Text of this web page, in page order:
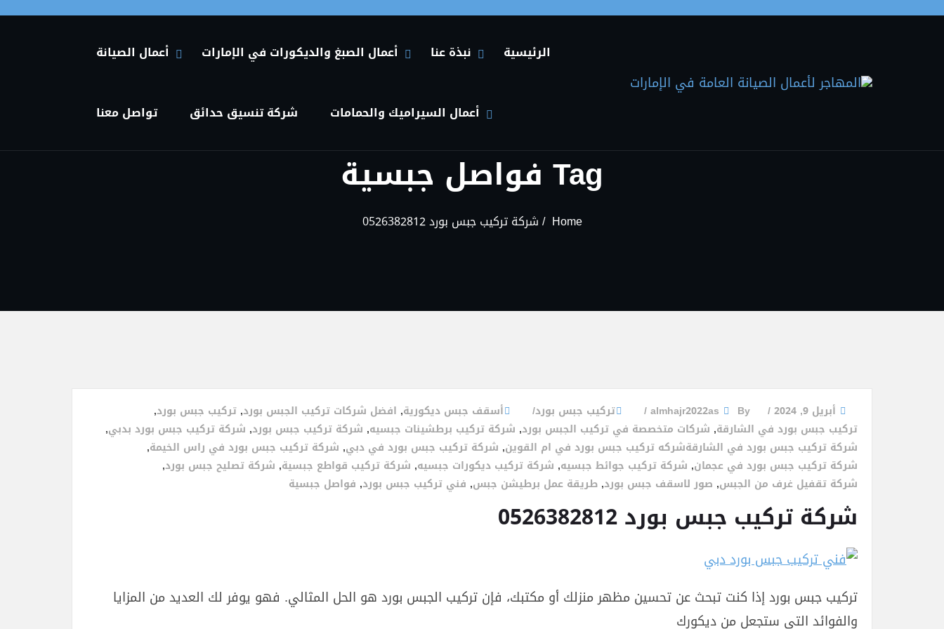
Skip to the content
الرئيسية نبذة عنا
SHOW نبذة عنا SUBMENU
HIDE نبذة عنا SUBMENU أعمال الصبغ والديكورات في الإمارات
SHOW أعمال الصبغ والديكورات في الإمارات SUBMENU
HIDE أعمال الصبغ والديكورات في الإمارات SUBMENU أعمال الصيانة
SHOW أعمال الصيانة SUBMENU
HIDE أعمال الصيانة SUBMENU
أعمال السيراميك والحمامات
SHOW أعمال السيراميك والحمامات SUBMENU
HIDE أعمال السيراميك والحمامات SUBMENU شركة تنسيق حدائق تواصل معنا
Tag فواصل جبسية
Home شركة تركيب جبس بورد 0526382812
أبريل 9, 2024 By
almhajr2022as تركيب جبس بورد أسقف جبس ديكورية, افضل شركات تركيب الجبس بورد, تركيب جبس بورد,
تركيب جبس بورد في الشارقة, شركات متخصصة في تركيب الجبس بورد, شركة تركيب برطشينات جبسيه, شركة تركيب جبس بورد, شركة تركيب جبس بورد بدبي,
شركة تركيب جبس بورد في الشارقةشركه تركيب جبس بورد في ام القوين, شركة تركيب جبس بورد في دبي, شركة تركيب جبس بورد في راس الخيمة,
شركة تركيب جبس بورد في عجمان, شركة تركيب جوائط جبسيه, شركة تركيب ديكورات جبسيه, شركة تركيب قواطع جبسية, شركة تصليح جبس بورد,
شركة تقفيل غرف من الجبس, صور لاسقف جبس بورد, طريقة عمل برطيشن جبس, فني تركيب جبس بورد, فواصل جبسية
شركة تركيب جبس بورد 0526382812
تركيب جبس بورد إذا كنت تبحث عن تحسين مظهر منزلك أو مكتبك، فإن تركيب الجبس بورد هو الحل المثالي. فهو يوفر لك العديد من المزايا
والفوائد التي ستجعل من ديكورك